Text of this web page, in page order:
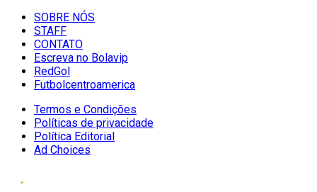
SOBRE NÓS
STAFF
CONTATO
Escreva no Bolavip
RedGol
Futbolcentroamerica
Termos e Condições
Políticas de privacidade
Política Editorial
Ad Choices